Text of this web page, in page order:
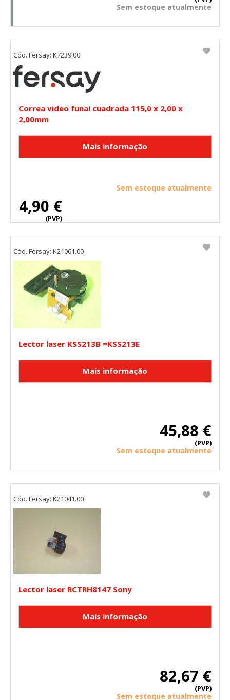
Sem estoque atualmente
Correa video funai cuadrada 115,0 x 2,00 x
2,00mm
4,90 €
(PVP)
Sem estoque atualmente
Cód. Fersay: K7239.00
Lector laser KSS213B =KSS213E
45,88 €
(PVP)
Sem estoque atualmente
Cód. Fersay: K21061.00
Lector laser RCTRH8147 Sony
82,67 €
(PVP)
Sem estoque atualmente
Cód. Fersay: K21041.00